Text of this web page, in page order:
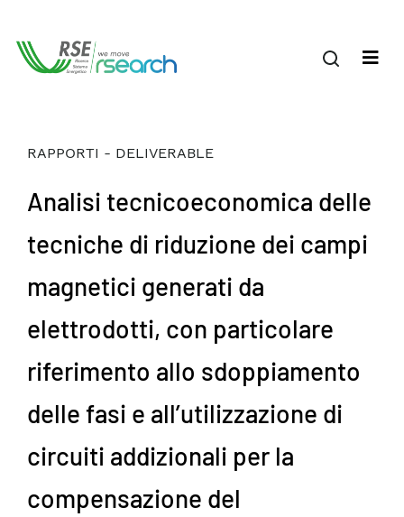
RAPPORTI - DELIVERABLE
Analisi tecnicoeconomica delle
tecniche di riduzione dei campi
magnetici generati da
elettrodotti, con particolare
riferimento allo sdoppiamento
delle fasi e all’utilizzazione di
circuiti addizionali per la
compensazione del